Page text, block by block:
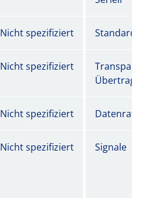
Nicht spezifiziert Standard
Nicht spezifiziert
Nicht spezifiziert Datenrate
Nicht spezifiziert Signale